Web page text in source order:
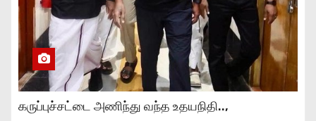
கருப்புச்சட்டை அணிந்து வந்த உதயநிதி..,